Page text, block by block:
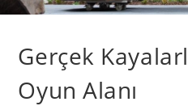
Gerçek
Oyun Alanı